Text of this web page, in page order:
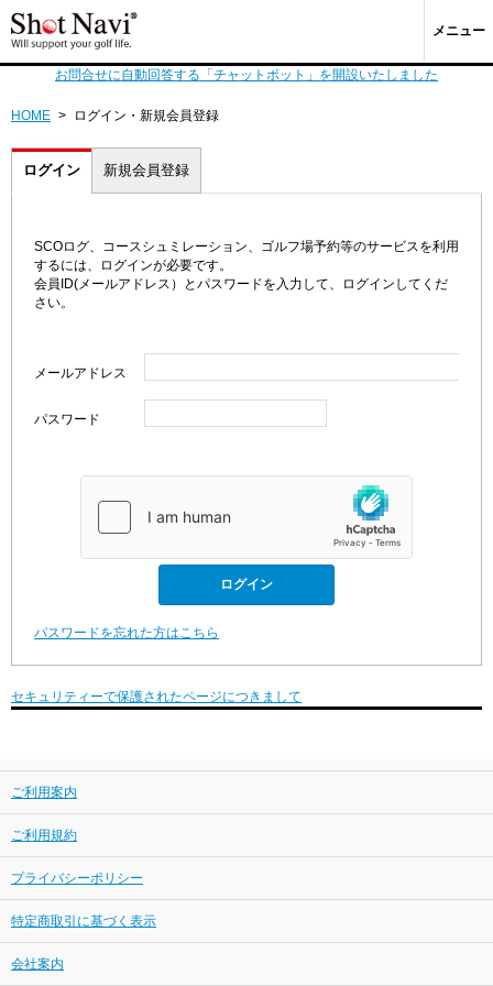
メニュー
お問合せに自動回答する「チャットボット」を開設いたしました
HOME > ログイン・新規会員登録
ログイン 新規会員登録
SCOログ、コースシュミレーション、ゴルフ場予約等のサービスを利用
するには、ログインが必要です。
会員ID(メールアドレス）とパスワードを入力して、ログインしてくだ
さい。
メールアドレス
パスワード
パスワードを忘れた方はこちら
セキュリティーで保護されたページにつきまして
ご利用案内
ご利用規約
プライバシーポリシー
特定商取引に基づく表示
会社案内